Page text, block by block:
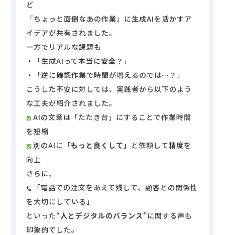
ど
「ちょっと面倒なあの作業」に生成AIを活かすア
イデアが共有されました。
一方でリアルな課題も
・「生成AIって本当に安全 ？」
・「逆に確認作業で時間が増えるのでは…？」
こうした不安に対しては、実践者から以下のよう
な工夫が紹介されました。
AIの文章は「たたき台」にすることで作業時間
を短縮
別のAIに 「もっと良くして」 と依頼して精度を
向上
さらに、
「電話での注文をあえて残して、顧客との関係性
を大切にしている」
といった“ 人とデジタルのバランス”に関する声も
印象的でした。